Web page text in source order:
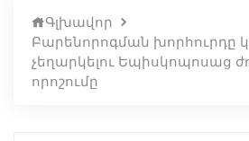
Գլխավոր
Բարենորոգման խորհուրդը
չեղարկելու Եպիսկոպոսաց
որոշումը